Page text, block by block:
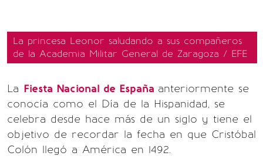
La princesa Leonor saludando a sus compañeros
de la Academia Militar General de Zaragoza / EFE
La Fiesta Nacional de España anteriormente se
conocía como el Día de la Hispanidad, se
celebra desde hace más de un siglo y tiene el
objetivo de recordar la fecha en que Cristóbal
Colón llegó a América en 1492.